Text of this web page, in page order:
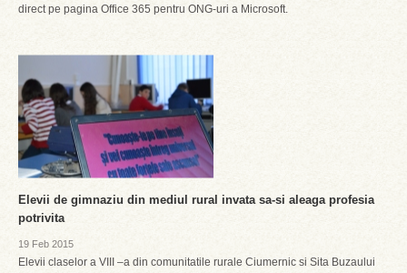
direct pe pagina Office 365 pentru ONG-uri a Microsoft.
Elevii de gimnaziu din mediul rural invata sa-si aleaga profesia
potrivita
19 Feb 2015
Elevii claselor a VIII –a din comunitatile rurale Ciumernic si Sita Buzaului